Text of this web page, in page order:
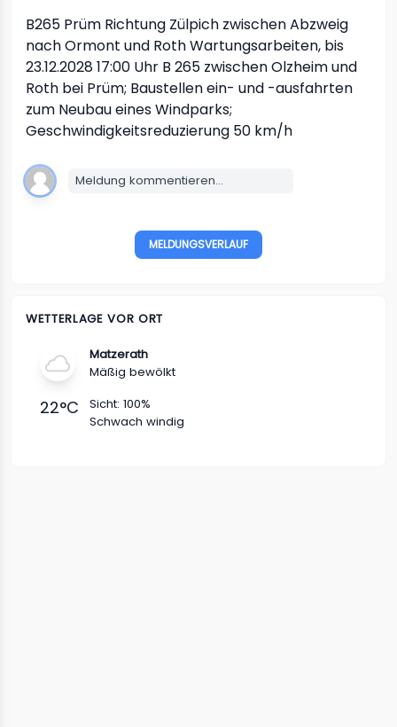
B265 Prüm Richtung Zülpich zwischen Abzweig
nach Ormont und RothWartungsarbeiten, bis
23.12.2028 17:00 Uhr B 265 zwischen Olzheim und
Roth bei Prüm; Baustellen ein- und -ausfahrten
zum Neubau eines Windparks;
Geschwindigkeitsreduzierung 50 km/h
Meldung kommentieren...
MELDUNGSVERLAUF
WETTERLAGE VOR ORT
Matzerath
Mäßig bewölkt
22°C Sicht: 100%
Schwach windig